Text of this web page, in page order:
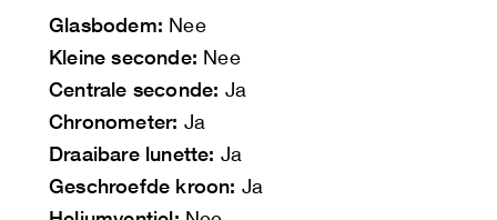
Glasbodem: Nee
Kleine seconde: Nee
Centrale seconde: Ja
Chronometer: Ja
Draaibare lunette: Ja
Geschroefde kroon: Ja